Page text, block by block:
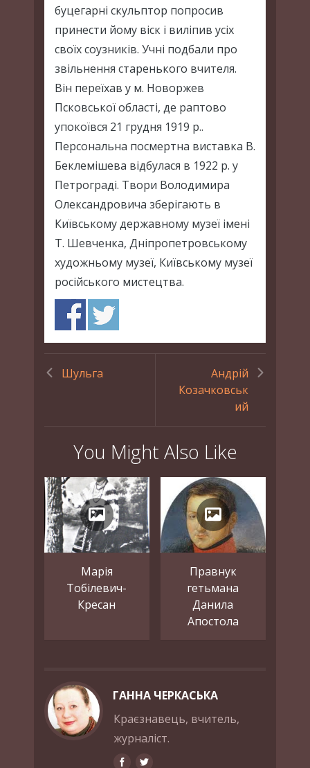
буцегарні скульптор попросив
принести йому віск і виліпив усіх
своїх соузників. Учні подбали про
звільнення старенького вчителя.
Він переїхав у м. Новоржев
Псковської області, де раптово
упокоївся 21 грудня 1919 р..
Персональна посмертна виставка В.
Беклемішева відбулася в 1922 р. у
Петрограді. Твори Володимира
Олександровича зберігають в
Київському державному музеї імені
Т. Шевченка, Дніпропетровському
художньому музеї, Київському музеї
російського мистецтва.
Шульга
Андрій
Козачковськ
ий
You Might Also Like
Марія
Тобілевич-
Кресан
Правнук
гетьмана
Данила
Апостола
ГАННА ЧЕРКАСЬКА
Краєзнавець, вчитель,
журналіст.